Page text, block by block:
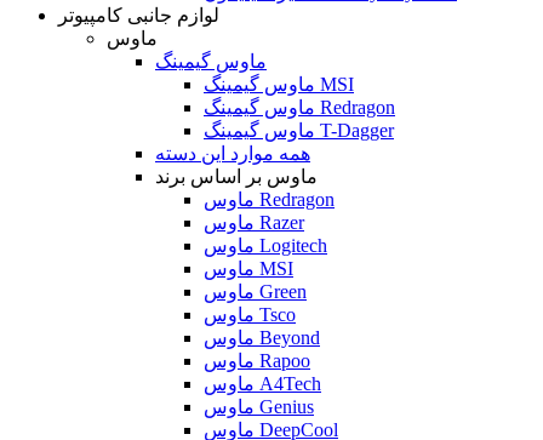
لوازم جانبی کامپیوتر
ماوس
ماوس گیمینگ
ماوس گیمینگ MSI
ماوس گیمینگ Redragon
ماوس گیمینگ T-Dagger
همه موارد این دسته
ماوس بر اساس برند
ماوس Redragon
ماوس Razer
ماوس Logitech
ماوس MSI
ماوس Green
ماوس Tsco
ماوس Beyond
ماوس Rapoo
ماوس A4Tech
ماوس Genius
ماوس DeepCool